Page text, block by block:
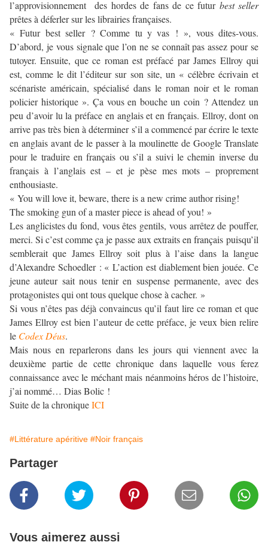
l’approvisionnement des hordes de fans de ce futur best seller
prêtes à déferler sur les librairies françaises.
« Futur best seller ? Comme tu y vas ! », vous dites-vous.
D’abord, je vous signale que l’on ne se connaît pas assez pour se
tutoyer. Ensuite, que ce roman est préfacé par James Ellroy qui
est, comme le dit l’éditeur sur son site, un « célèbre écrivain et
scénariste américain, spécialisé dans le roman noir et le roman
policier historique ». Ça vous en bouche un coin ? Attendez un
peu d’avoir lu la préface en anglais et en français. Ellroy, dont on
arrive pas très bien à déterminer s’il a commencé par écrire le texte
en anglais avant de le passer à la moulinette de Google Translate
pour le traduire en français ou s’il a suivi le chemin inverse du
français à l’anglais est – et je pèse mes mots – proprement
enthousiaste.
« You will love it, beware, there is a new crime author rising!
The smoking gun of a master piece is ahead of you! »
Les anglicistes du fond, vous êtes gentils, vous arrêtez de pouffer,
merci. Si c’est comme ça je passe aux extraits en français puisqu’il
semblerait que James Ellroy soit plus à l’aise dans la langue
d’Alexandre Schoedler : « L’action est diablement bien jouée. Ce
jeune auteur sait nous tenir en suspense permanente, avec des
protagonistes qui ont tous quelque chose à cacher. »
Si vous n’êtes pas déjà convaincus qu’il faut lire ce roman et que
James Ellroy est bien l’auteur de cette préface, je veux bien relire
le Codex Déus.
Mais nous en reparlerons dans les jours qui viennent avec la
deuxième partie de cette chronique dans laquelle vous ferez
connaissance avec le méchant mais néanmoins héros de l’histoire,
j’ai nommé… Dias Bolic !
Suite de la chroniqueICI
#Littérature apéritive #Noir français
Partager
Vous aimerez aussi